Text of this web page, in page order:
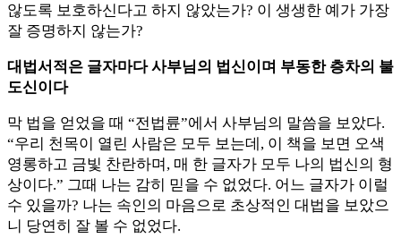
않도록 보호하신다고 하지 않았는가? 이 생생한 예가 가장
잘 증명하지 않는가?
대법서적은 글자마다 사부님의 법신이며 부동한 층차의 불
도신이다
막 법을 얻었을 때 “전법륜”에서 사부님의 말씀을 보았다.
“우리 천목이 열린 사람은 모두 보는데, 이 책을 보면 오색
영롱하고 금빛 찬란하며, 매 한 글자가 모두 나의 법신의 형
상이다.” 그때 나는 감히 믿을 수 없었다. 어느 글자가 이럴
수 있을까? 나는 속인의 마음으로 초상적인 대법을 보았으
니 당연히 잘 볼 수 없었다.